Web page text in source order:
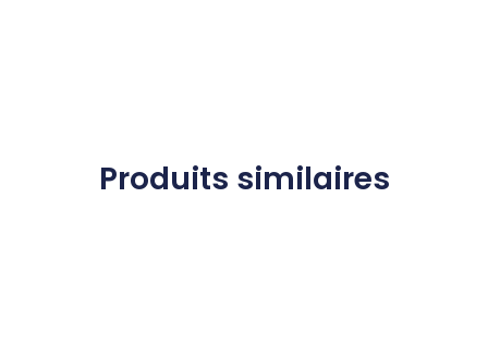
Produits similaires